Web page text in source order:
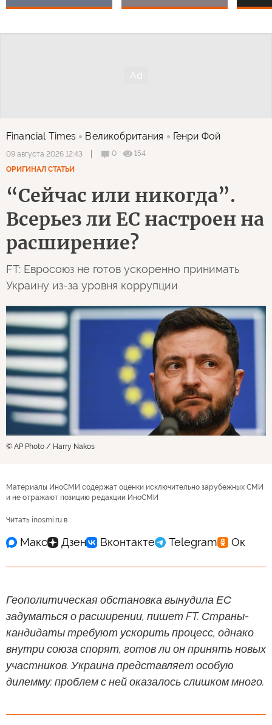
Financial Times Великобритания Генри Фой
09 августа 2026 12:43 0
154
ОРИГИНАЛ СТАТЬИ
“Сейчас или никогда”.
Всерьез ли ЕС настроен на
расширение?
FT: Евросоюз не готов ускоренно принимать
Украину из-за уровня коррупции
© AP Photo / Harry Nakos
Материалы ИноСМИ содержат оценки исключительно зарубежных СМИ
и не отражают позицию редакции ИноСМИ
Читать inosmi.ru в
Геополитическая обстановка вынудила ЕС
задуматься о расширении, пишет FT. Страны-
кандидаты требуют ускорить процесс, однако
внутри союза спорят, готов ли он принять новых
участников. Украина представляет особую
дилемму: проблем с ней оказалось слишком много.